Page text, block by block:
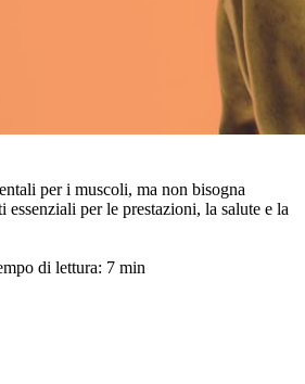
per i muscoli, ma non bisogna
per le prestazioni, la salute e la
di lettura: 7 min